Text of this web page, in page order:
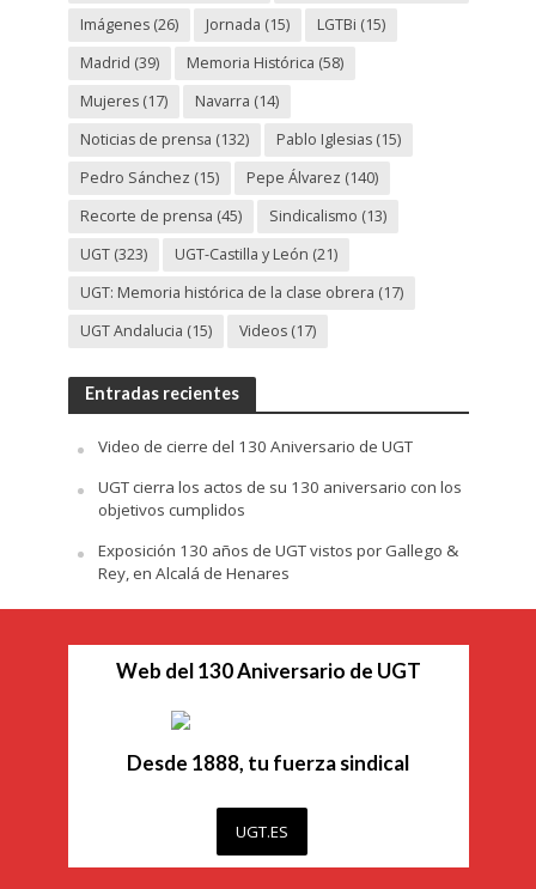
Imágenes(26) Jornada (15) LGTBi (15)
Madrid (39) Memoria Histórica (58)
Mujeres(17) Navarra (14)
Noticias de prensa (132) Pablo Iglesias(15)
Pedro Sánchez (15) Pepe Álvarez (140)
Recorte de prensa (45) Sindicalismo (13)
UGT(323) UGT-Castilla y León (21)
UGT: Memoria histórica de la clase obrera (17)
UGT Andalucia (15) Videos(17)
Entradas recientes
Video de cierre del 130 Aniversario de UGT
UGT cierra los actos de su 130 aniversario con los
objetivos cumplidos
Exposición 130 años de UGT vistos por Gallego &
Rey, en Alcalá de Henares
Web del 130 Aniversario de UGT
Desde 1888, tu fuerza sindical
UGT.ES